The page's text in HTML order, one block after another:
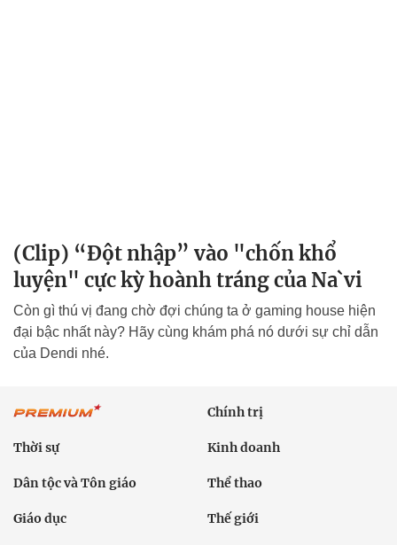
(Clip) “Đột nhập” vào "chốn khổ
luyện" cực kỳ hoành tráng của Na`vi
Còn gì thú vị đang chờ đợi chúng ta ở gaming house hiện
đại bậc nhất này? Hãy cùng khám phá nó dưới sự chỉ dẫn
của Dendi nhé.
Chính trị
Thời sự Kinh doanh
Dân tộc và Tôn giáo Thể thao
Giáo dục Thế giới